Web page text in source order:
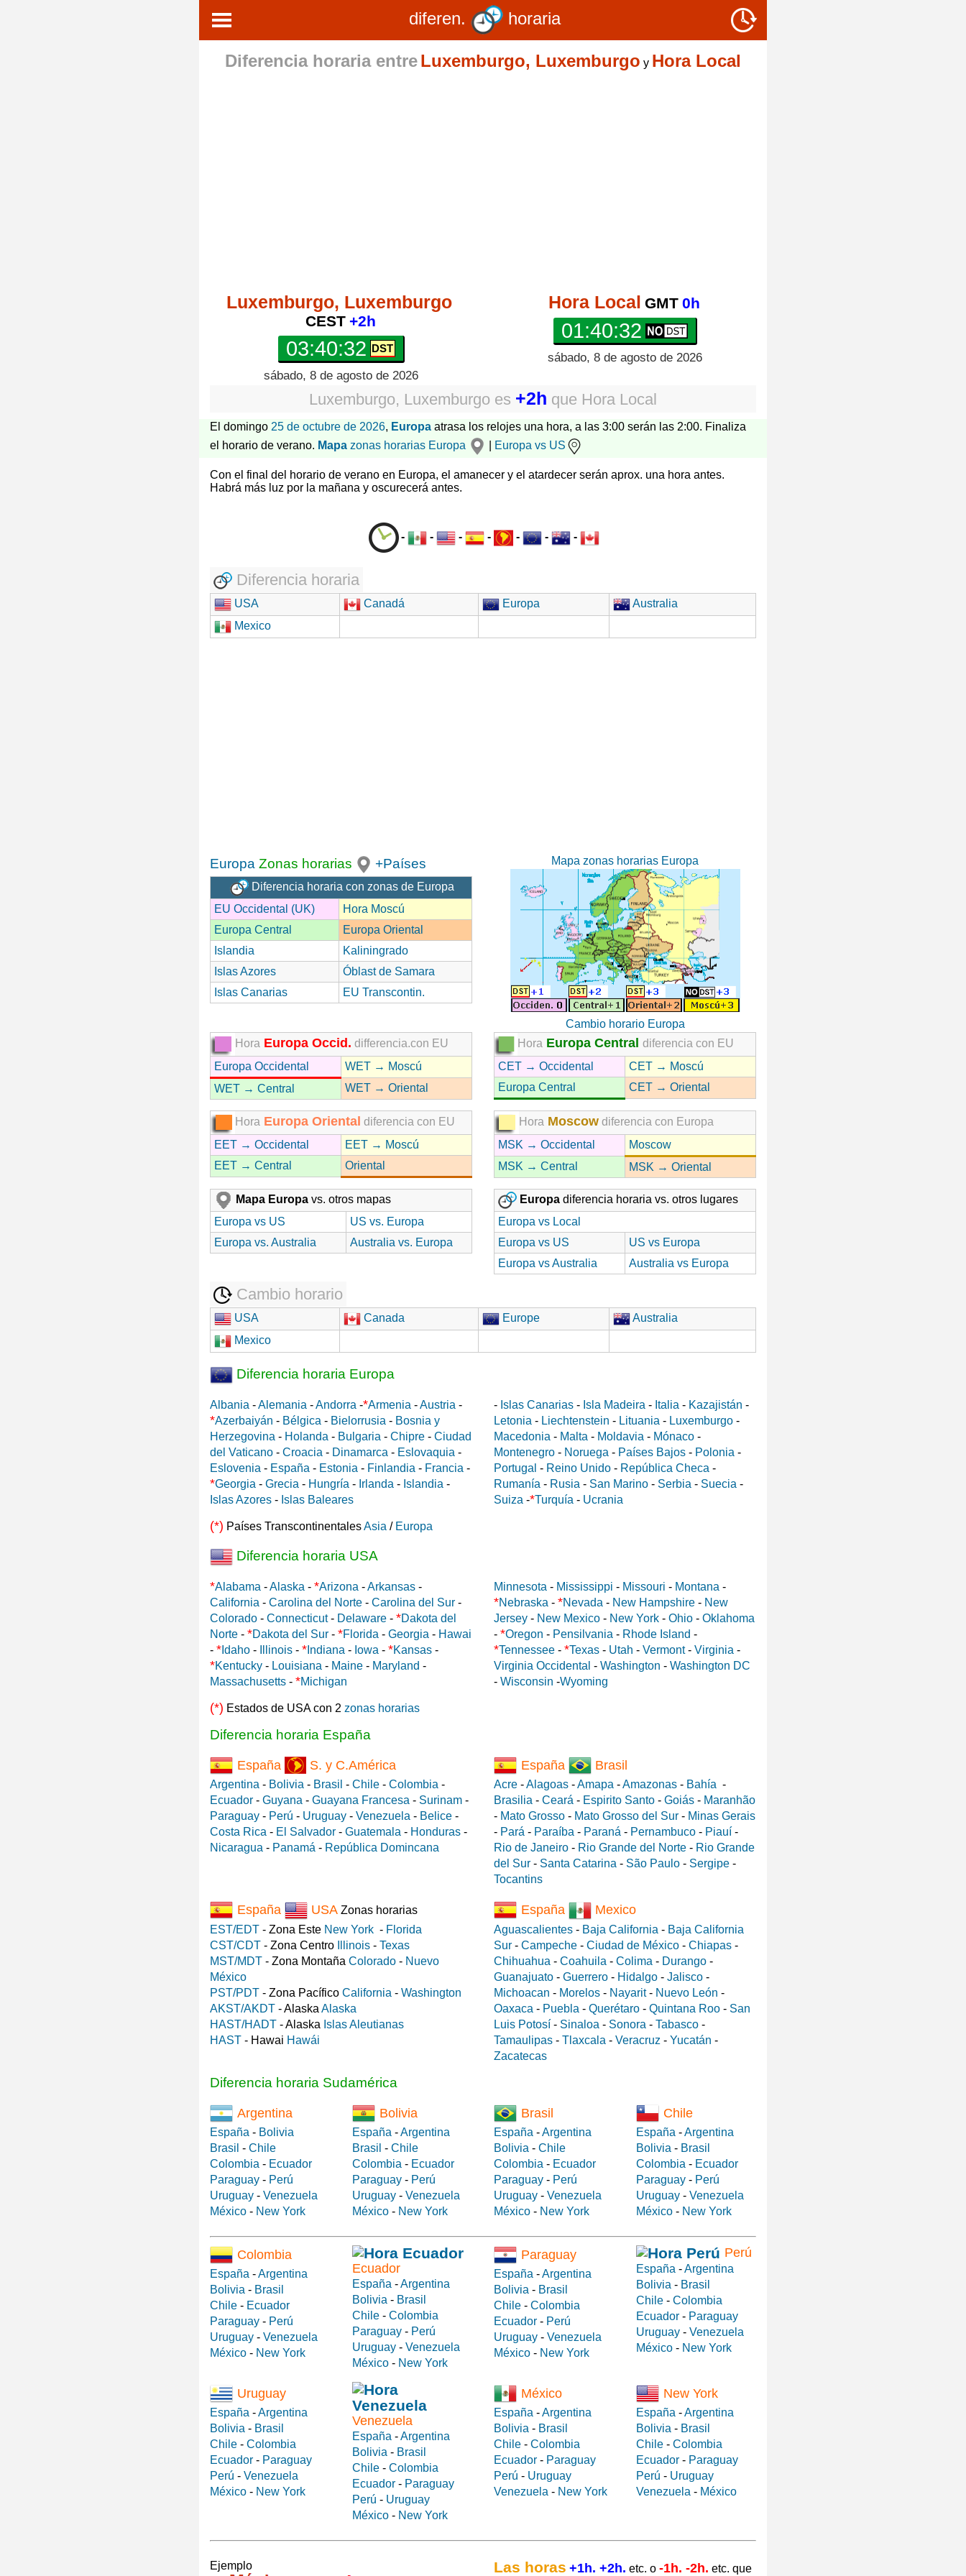
diferen. horaria
Diferencia horaria entreLuxemburgo, Luxemburgo y Hora Local
Luxemburgo, Luxemburgo
CEST +2h
03:40:32
sábado, 8 de agosto de 2026
Hora Local GMT 0h
01:40:32
sábado, 8 de agosto de 2026
Luxemburgo, Luxemburgo es +2h que Hora Local
El domingo 25 de octubre de 2026, Europa atrasa los relojes una hora, a las 3:00 serán las 2:00. Finaliza
el horario de verano. Mapa zonas horarias Europa Europa vs US
Con el final del horario de verano en Europa, el amanecer y el atardecer serán aprox. una hora antes.
Habrá más luz por la mañana y oscurecerá antes.
- - - - - - -
Diferencia horaria
USA Canadá Europa
Australia
Mexico
Europa Zonas horarias +Países
Diferencia horaria con zonas de Europa
EU Occidental (UK)
Hora Moscú
Europa Central
Europa Oriental
Islandia
Kaliningrado
Islas Azores
Óblast de Samara
Islas Canarias
EU Transcontin.
Mapa zonas horarias Europa
Cambio horario Europa
Hora Europa Occid. differencia.con EU
Europa Occidental
WET → Moscú
WET → Central
WET → Oriental
Hora Europa Central diferencia con EU
CET → Occidental
CET → Moscú
Europa Central
CET → Oriental
Hora Europa Oriental diferencia con EU
EET → Occidental
EET → Moscú
EET → Central
Oriental
Hora Moscow diferencia con Europa
MSK → Occidental
Moscow
MSK → Central
MSK → Oriental
Mapa Europa vs. otros mapas
Europa vs US
US vs. Europa
Europa vs. Australia
Australia vs. Europa
Europa diferencia horaria vs. otros lugares
Europa vs Local
Europa vs US
US vs Europa
Europa vs Australia
Australia vs Europa
Cambio horario
USA Canada Europe
Australia
Mexico
Diferencia horaria Europa
Albania -Alemania -Andorra -*Armenia -Austria -
*Azerbaiyán - Bélgica - Bielorrusia - Bosnia y
Herzegovina - Holanda - Bulgaria - Chipre - Ciudad
del Vaticano - Croacia - Dinamarca - Eslovaquia -
Eslovenia - España - Estonia - Finlandia - Francia -
*Georgia - Grecia - Hungría - Irlanda - Islandia -
Islas Azores - Islas Baleares
- Islas Canarias - Isla Madeira - Italia - Kazajistán -
Letonia - Liechtenstein - Lituania - Luxemburgo -
Macedonia - Malta - Moldavia - Mónaco -
Montenegro - Noruega - Países Bajos - Polonia -
Portugal - Reino Unido - República Checa -
Rumanía - Rusia - San Marino - Serbia - Suecia -
Suiza -*Turquía - Ucrania
(*) Países TranscontinentalesAsia / Europa
Diferencia horaria USA
*Alabama -Alaska - *Arizona -Arkansas -
California - Carolina del Norte - Carolina del Sur -
Colorado - Connecticut- Delaware - *Dakota del
Norte - *Dakota del Sur - *Florida - Georgia - Hawai
- * Idaho - Illinois - * Indiana - Iowa - *Kansas -
*Kentucky - Louisiana - Maine - Maryland -
Massachusetts - *Michigan
Minnesota - Mississippi - Missouri - Montana -
*Nebraska - *Nevada - New Hampshire - New
Jersey - New Mexico - New York - Ohio - Oklahoma
- *Oregon - Pensilvania - Rhode Island -
*Tennessee - *Texas - Utah - Vermont- Virginia -
Virginia Occidental - Washington - Washington DC
- Wisconsin -Wyoming
(*) Estados de USA con 2 zonas horarias
Diferencia horaria España
España S. y C.América
Argentina - Bolivia - Brasil - Chile - Colombia -
Ecuador - Guyana - Guayana Francesa - Surinam -
Paraguay - Perú - Uruguay - Venezuela - Belice -
Costa Rica - El Salvador - Guatemala - Honduras -
Nicaragua - Panamá - República Domincana
España Brasil
Acre -Alagoas -Amapa -Amazonas - Bahía -
Brasilia - Ceará - Espirito Santo - Goiás - Maranhão
- Mato Grosso - Mato Grosso del Sur - Minas Gerais
- Pará - Paraíba - Paraná - Pernambuco - Piauí -
Rio de Janeiro - Rio Grande del Norte - Rio Grande
del Sur - Santa Catarina - São Paulo - Sergipe -
Tocantins
España USA Zonas horarias
EST/EDT - Zona Este New York - Florida
CST/CDT - Zona Centro Illinois - Texas
MST/MDT - Zona Montaña Colorado - Nuevo
México
PST/PDT - Zona Pacífico California - Washington
AKST/AKDT - Alaska Alaska
HAST/HADT - Alaska Islas Aleutianas
HAST - Hawai Hawái
España Mexico
Aguascalientes - Baja California - Baja California
Sur - Campeche - Ciudad de México - Chiapas -
Chihuahua - Coahuila - Colima - Durango -
Guanajuato - Guerrero - Hidalgo - Jalisco -
Michoacan - Morelos - Nayarit- Nuevo León -
Oaxaca - Puebla - Querétaro - Quintana Roo - San
Luis Potosí - Sinaloa - Sonora - Tabasco -
Tamaulipas - Tlaxcala - Veracruz - Yucatán -
Zacatecas
Diferencia horaria Sudamérica
Argentina
España - Bolivia
Brasil - Chile
Colombia - Ecuador
Paraguay - Perú
Uruguay - Venezuela
México - New York
Bolivia
España -Argentina
Brasil - Chile
Colombia - Ecuador
Paraguay- Perú
Uruguay- Venezuela
México- New York
Brasil
España -Argentina
Bolivia - Chile
Colombia - Ecuador
Paraguay - Perú
Uruguay - Venezuela
México - New York
Chile
España -Argentina
Bolivia - Brasil
Colombia - Ecuador
Paraguay- Perú
Uruguay- Venezuela
México- New York
Colombia
España -Argentina
Bolivia - Brasil
Chile - Ecuador
Paraguay - Perú
Uruguay - Venezuela
México - New York
Ecuador
España -Argentina
Bolivia - Brasil
Chile- Colombia
Paraguay- Perú
Uruguay- Venezuela
México- New York
Paraguay
España -Argentina
Bolivia - Brasil
Chile - Colombia
Ecuador - Perú
Uruguay - Venezuela
México - New York
Perú
España -Argentina
Bolivia - Brasil
Chile- Colombia
Ecuador- Paraguay
Uruguay- Venezuela
México- New York
Uruguay
España -Argentina
Bolivia - Brasil
Chile - Colombia
Ecuador - Paraguay
Perú - Venezuela
México - New York
Venezuela
España -Argentina
Bolivia - Brasil
Chile- Colombia
Ecuador- Paraguay
Perú - Uruguay
México- New York
México
España -Argentina
Bolivia - Brasil
Chile - Colombia
Ecuador - Paraguay
Perú - Uruguay
Venezuela - New York
New York
España -Argentina
Bolivia - Brasil
Chile- Colombia
Ecuador- Paraguay
Perú - Uruguay
Venezuela - México
Ejemplo Las horas +1h. +2h. etc. o -1h. -2h. etc. que